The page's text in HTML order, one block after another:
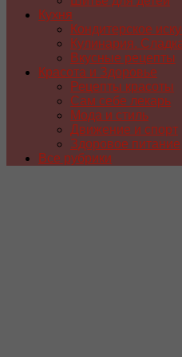
Кухня
Кондитерское
Кулинария.
Вкусные рецепты
Красота и Здоровье
Рецепты красоты
Сам себе лекарь
Мода и стиль
Движение и спорт
Здоровое питание
Все рубрики